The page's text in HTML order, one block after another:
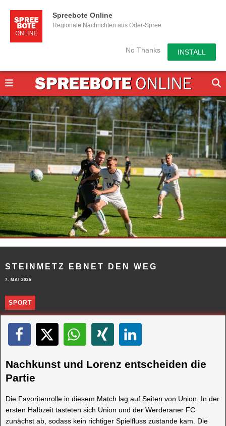
Spreebote Online
Regionale Nachrichten aus Oder-Spree
No Thanks INSTALL
STEINMETZ EBNET DEN WEG
7. MAI 2026
SPORT
Nachkunst und Lorenz entscheiden die
Partie
Die Favoritenrolle in diesem Match lag auf Seiten von Union. In der
ersten Halbzeit tasteten sich Union und der Werderaner FC
zunächst ab, sodass kein richtiger Spielfluss zustande kam. Die